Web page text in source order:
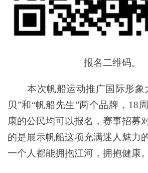
报名二维码。
本次帆船运动推广国际形象
贝”和“帆船先生”两个品牌，18
康的公民均可以报名，赛事招募
的是展示帆船这项充满迷人魅力
一个人都能拥抱江河，拥抱健康。